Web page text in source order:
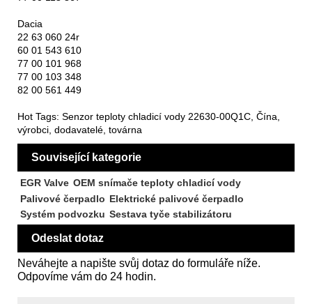
Dacia
22 63 060 24r
60 01 543 610
77 00 101 968
77 00 103 348
82 00 561 449
Hot Tags: Senzor teploty chladicí vody 22630-00Q1C, Čína,
výrobci, dodavatelé, továrna
Související kategorie
EGR Valve OEM snímače teploty chladicí vody
Palivové čerpadlo Elektrické palivové čerpadlo
Systém podvozku Sestava tyče stabilizátoru
Odeslat dotaz
Neváhejte a napište svůj dotaz do formuláře níže.
Odpovíme vám do 24 hodin.